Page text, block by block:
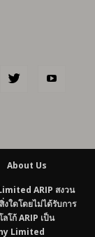
About Us
ARIP สงวน
ใดโดยไม่ได้รับการ
โก้ ARIP เป็น
Limited